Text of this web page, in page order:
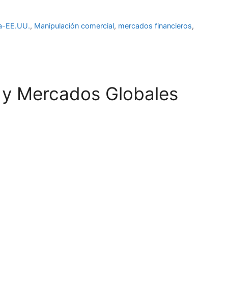
EE.UU., Manipulación comercial, mercados financieros,
Mercados Globales